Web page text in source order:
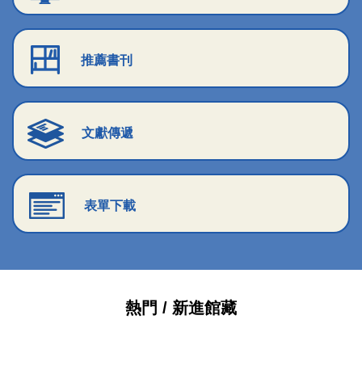
推薦書刊
文獻傳遞
表單下載
熱門 / 新進館藏